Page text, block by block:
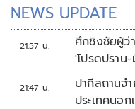
NEWS UPDATE
21:57 น.
ศึกชิงชัยผู้ว่
'โปรดปรา
21:47 น.
ปากีสถานจ
ประเทศนอ